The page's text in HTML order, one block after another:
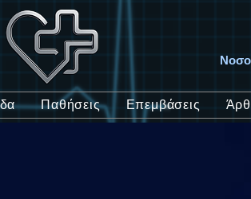
Παθήσεις Επεμβάσεις